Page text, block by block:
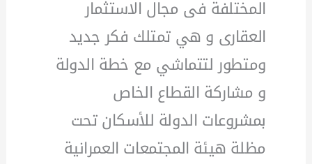
المختلفة فى مجال الاستثمار
العقارى و هي تمتلك فكر جديد
ومتطور لتتماشي مع خطة الدولة
و مشاركة القطاع الخاص
بمشروعات الدولة للأسكان تحت
مظلة هيئة المجتمعات العمرانية